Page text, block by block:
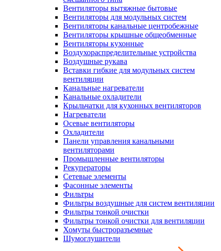
Вентиляторы вытяжные бытовые
Вентиляторы для модульных систем
Вентиляторы канальные центробежные
Вентиляторы крышные общеобменные
Вентиляторы кухонные
Воздухораспределительные устройства
Воздушные рукава
Вставки гибкие для модульных систем
вентиляции
Канальные нагреватели
Канальные охладители
Крыльчатки для кухонных вентиляторов
Нагреватели
Осевые вентиляторы
Охладители
Панели управления канальными
вентиляторами
Промышленные вентиляторы
Рекуператоры
Сетевые элементы
Фасонные элементы
Фильтры
Фильтры воздушные для систем вентиляции
Фильтры тонкой очистки
Фильтры тонкой очистки для вентиляции
Хомуты быстроразъемные
Шумоглушители